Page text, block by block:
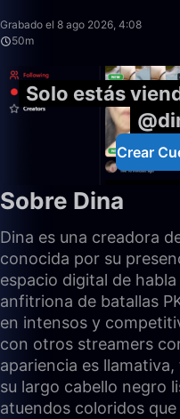
Grabado el 8 ago 2026, 4:08
50m
Solo estás
Crear
Sobre Dina
Dina es una creadora
conocida por su
espacio digital de
anfitriona de batallas
en intensos y
con otros streamers
apariencia es
su largo cabello negro
atuendos coloridos